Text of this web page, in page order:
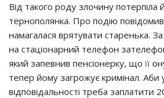
Від такого роду злочину потерпіла
тернополянка. Про подію
намагалася врятувати старенька.
на стаціонарний телефон
який запевнив пенсіонерку, що її
тепер йому загрожує кримінал. Аби
відповідальності треба заплатити